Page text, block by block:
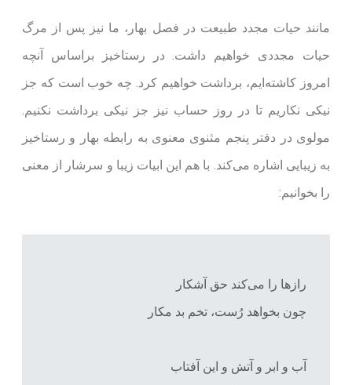
مانند حیات مجدد طبیعت در فصل بهار، ما نیز پس از مرگ
حیات مجددی خواهیم داشت. در رستاخیز براساس آنچه
امروز کاشته‌ایم، برداشت خواهیم کرد. چه خوب است که جز
نیکی نکاریم تا در روز حساب نیز جز نیکی برداشت نکنیم.
مولوی در دفتر پنجم مثنوی معنوی به رابطه بهار و رستاخیز
به زیبایی اشاره می‌کند. با هم این ابیات زیبا و سرشار از معنی
را بخوانیم:
رازها را می‌کند حق آشکار
چون بخواهد رُست، تخم بد مکار
آب و ابر و آتش و این آفتاب